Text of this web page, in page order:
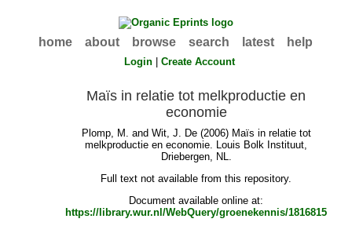
home about browse search latest help
Login |Create Account
Maïs in relatie tot melkproductie en
economie
Plomp, M. and Wit, J. De(2006) Maïs in relatie tot
melkproductie en economie. Louis Bolk Instituut,
Driebergen, NL.
Full text not available from this repository.
Document available online at:
https://library.wur.nl/WebQuery/groenekennis/1816815